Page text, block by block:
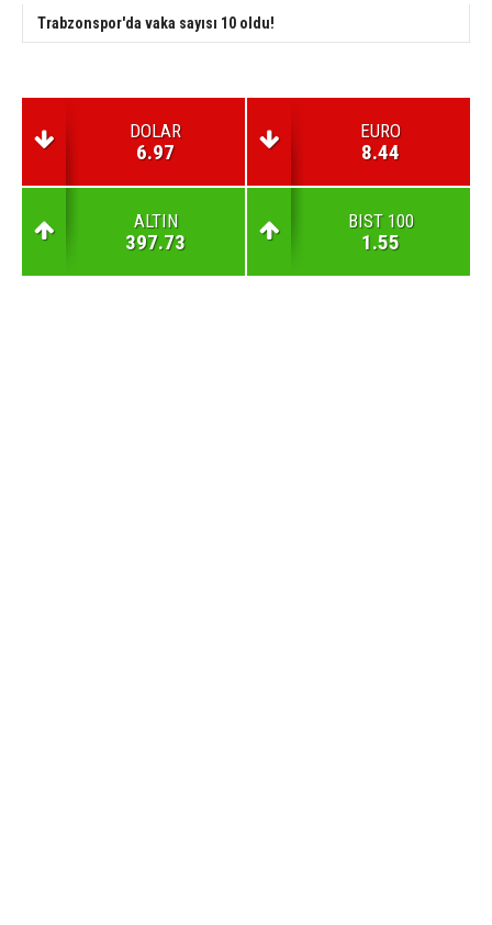
Trabzonspor'da vaka sayısı 10 oldu!
DOLAR
6.97
EURO
8.44
ALTIN
397.73
BIST 100
1.55